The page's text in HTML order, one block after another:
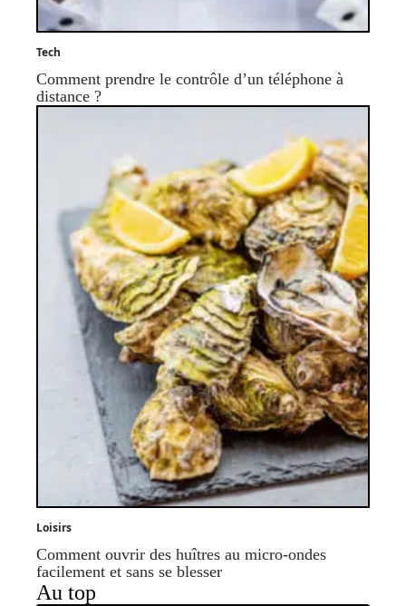
Tech
Comment prendre le contrôle d’un téléphone à
distance ?
Loisirs
Comment ouvrir des huîtres au micro-ondes
facilement et sans se blesser
Au top